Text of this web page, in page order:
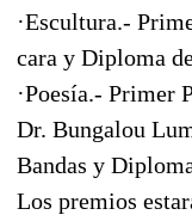
·Escultura.-
cara y Diploma
·Poesía.- Primer
Dr. Bungalou
Bandas y
Los premios